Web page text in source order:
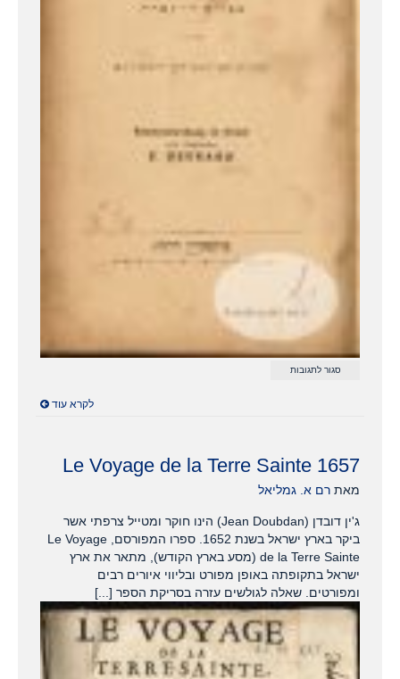
לקרא עוד
סגור לתגובותעל
דיינארד
Le Voyage de la Terre Sainte 1657
מאת רם א. גמליאל
ג'ין דובדן (Jean Doubdan) הינו חוקר ומטייל צרפתי אשר
ביקר בארץ ישראל בשנת 1652. ספרו המפורסם, Le Voyage
de la Terre Sainte (מסע בארץ הקודש), מתאר את ארץ
ישראל בתקופתה באופן מפורט ובליווי איורים רבים
ומפורטים. שאלה לגולשים עזרה בסריקת הספר [...]